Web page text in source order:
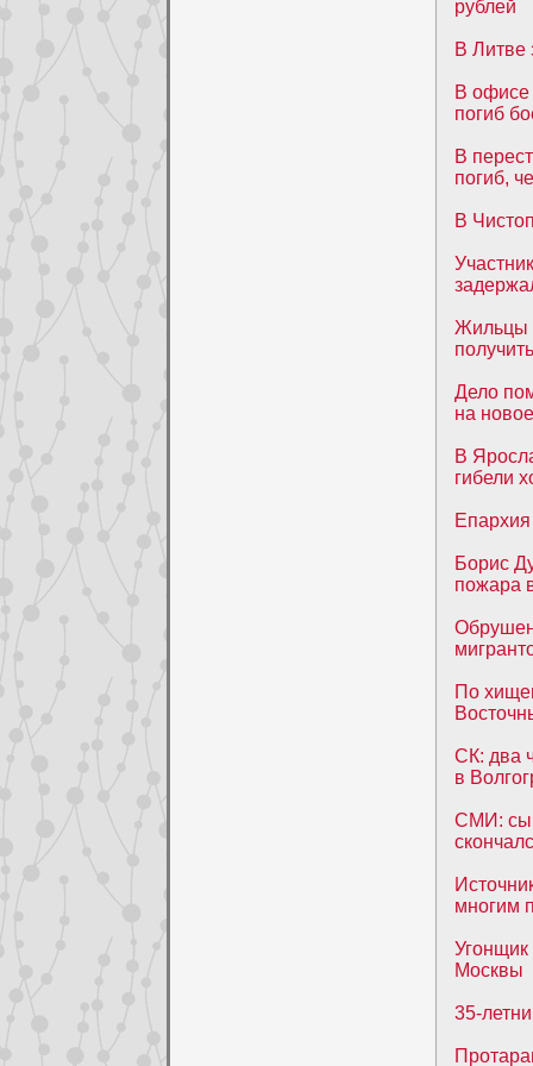
рублей
В Литве
В офисе
погиб
В
погиб,
В
Жильцы
Дело
на
В
гибели
Борис
пожара
По
СК: два
в
СМИ:
многим
Москвы
35-